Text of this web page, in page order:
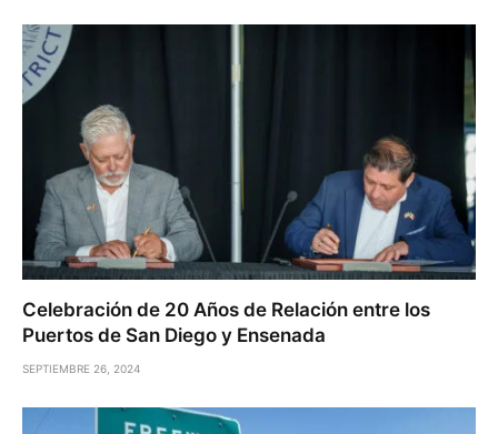
Celebración de 20 Años de Relación entre los
Puertos de San Diego y Ensenada
SEPTIEMBRE 26, 2024